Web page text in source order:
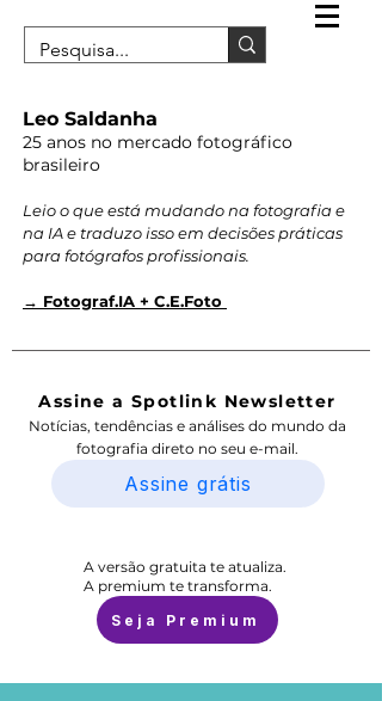
Leo Saldanha
25 anos no mercado fotográfico
brasileiro
Leio o que está mudando na fotografia e
na IA e traduzo isso em decisões práticas
para fotógrafos profissionais.
→ Fotograf.IA + C.E.Foto
Assine a Spotlink Newsletter
Notícias, tendências e análises do mundo da
fotografia direto no seu e-mail.
Assine grátis
A versão gratuita te atualiza.
A premium te transforma.
Seja Premium